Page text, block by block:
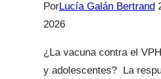
PorLucía Galán Bertrand
2026
¿La vacuna contra el
y adolescentes? La